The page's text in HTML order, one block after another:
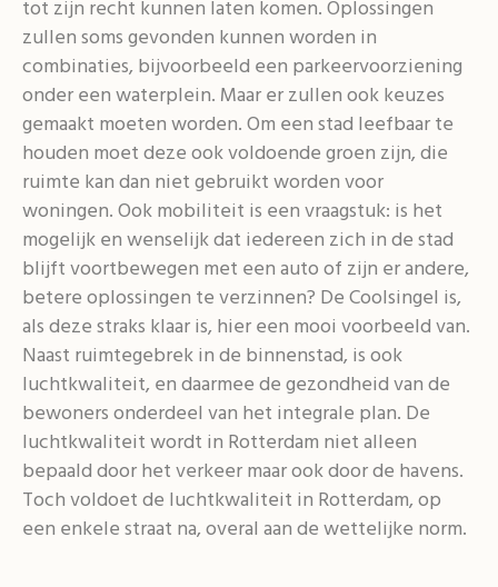
tot zijn recht kunnen laten komen. Oplossingen
zullen soms gevonden kunnen worden in
combinaties, bijvoorbeeld een parkeervoorziening
onder een waterplein. Maar er zullen ook keuzes
gemaakt moeten worden. Om een stad leefbaar te
houden moet deze ook voldoende groen zijn, die
ruimte kan dan niet gebruikt worden voor
woningen. Ook mobiliteit is een vraagstuk: is het
mogelijk en wenselijk dat iedereen zich in de stad
blijft voortbewegen met een auto of zijn er andere,
betere oplossingen te verzinnen? De Coolsingel is,
als deze straks klaar is, hier een mooi voorbeeld van.
Naast ruimtegebrek in de binnenstad, is ook
luchtkwaliteit, en daarmee de gezondheid van de
bewoners onderdeel van het integrale plan. De
luchtkwaliteit wordt in Rotterdam niet alleen
bepaald door het verkeer maar ook door de havens.
Toch voldoet de luchtkwaliteit in Rotterdam, op
een enkele straat na, overal aan de wettelijke norm.